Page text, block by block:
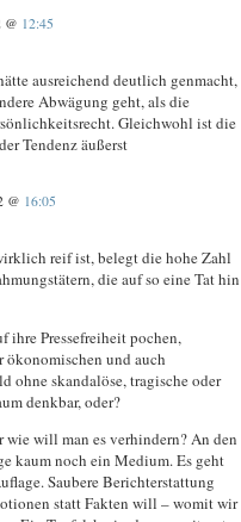
@ 12:45
ausreichend deutlich genmacht,
Abwägung geht, als die
Gleichwohl ist die
Tendenz äußerst
@ 16:05
reif ist, belegt die hohe Zahl
die auf so eine Tat hin
ihre Pressefreiheit pochen,
ökonomischen und auch
ohne skandalöse, tragische oder
denkbar, oder?
will man es verhindern? An den
kaum noch ein Medium. Es geht
Saubere Berichterstattung
statt Fakten will – womit wir